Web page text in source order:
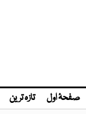
صفحۂ اول تازہ ترین